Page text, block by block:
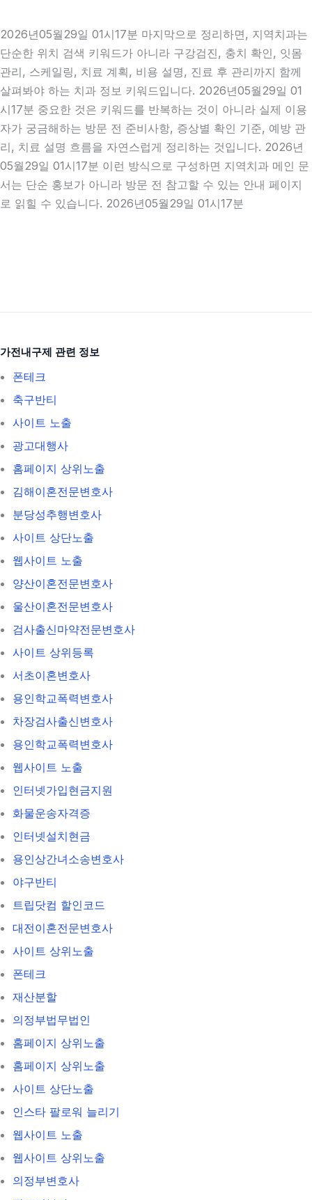
2026년05월29일 01시17분 마지막으로 정리하면, 지역치과는
단순한 위치 검색 키워드가 아니라 구강검진, 충치 확인, 잇몸
관리, 스케일링, 치료 계획, 비용 설명, 진료 후 관리까지 함께
살펴봐야 하는 치과 정보 키워드입니다. 2026년05월29일 01
시17분 중요한 것은 키워드를 반복하는 것이 아니라 실제 이용
자가 궁금해하는 방문 전 준비사항, 증상별 확인 기준, 예방 관
리, 치료 설명 흐름을 자연스럽게 정리하는 것입니다. 2026년
05월29일 01시17분 이런 방식으로 구성하면 지역치과 메인 문
서는 단순 홍보가 아니라 방문 전 참고할 수 있는 안내 페이지
로 읽힐 수 있습니다. 2026년05월29일 01시17분
가전내구제 관련 정보
폰테크
축구반티
사이트 노출
광고대행사
홈페이지 상위노출
김해이혼전문변호사
분당성추행변호사
사이트 상단노출
웹사이트 노출
양산이혼전문변호사
울산이혼전문변호사
검사출신마약전문변호사
사이트 상위등록
서초이혼변호사
용인학교폭력변호사
차장검사출신변호사
용인학교폭력변호사
웹사이트 노출
인터넷가입현금지원
화물운송자격증
인터넷설치현금
용인상간녀소송변호사
야구반티
트립닷컴 할인코드
대전이혼전문변호사
사이트 상위노출
폰테크
재산분할
의정부법무법인
홈페이지 상위노출
홈페이지 상위노출
사이트 상단노출
인스타 팔로워 늘리기
웹사이트 노출
웹사이트 상위노출
의정부변호사